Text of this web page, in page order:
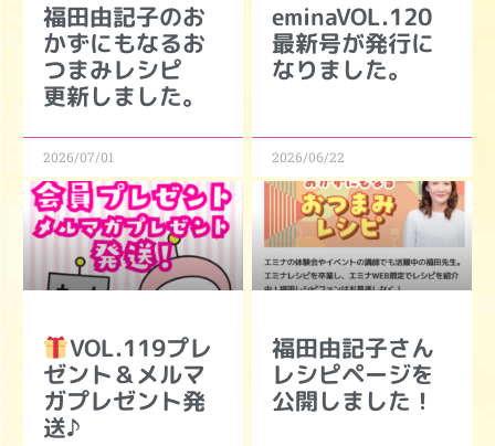
福田由記子のお
かずにもなるお
つまみレシピ
更新しました。
2026/07/01
eminaVOL.120
最新号が発行に
なりました。
2026/06/22
VOL.119プレ
ゼント＆メルマ
ガプレゼント発
送♪
福田由記子さん
レシピページを
公開しました！